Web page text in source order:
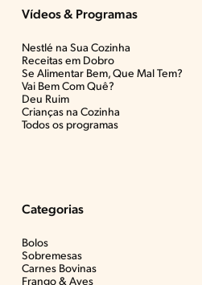
Vídeos & Programas​
Nestlé na Sua Cozinha
Receitas em Dobro
Se Alimentar Bem, Que Mal Tem?​
Vai Bem Com Quê?​
Deu Ruim​
Crianças na Cozinha​
Todos os programas
Categorias
Bolos
Sobremesas
Carnes Bovinas​
Frango & Aves​